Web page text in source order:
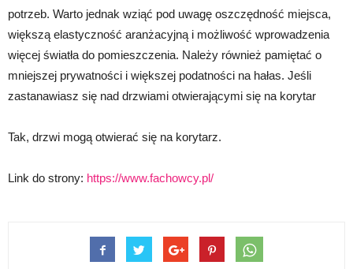
potrzeb. Warto jednak wziąć pod uwagę oszczędność miejsca,
większą elastyczność aranżacyjną i możliwość wprowadzenia
więcej światła do pomieszczenia. Należy również pamiętać o
mniejszej prywatności i większej podatności na hałas. Jeśli
zastanawiasz się nad drzwiami otwierającymi się na korytar
Tak, drzwi mogą otwierać się na korytarz.
Link do strony: https://www.fachowcy.pl/